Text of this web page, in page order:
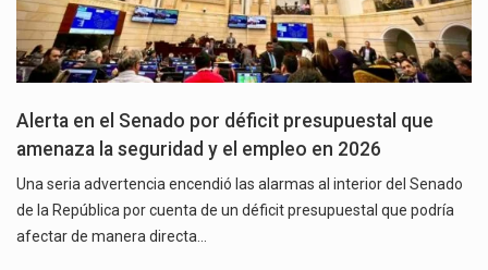
Alerta en el Senado por déficit presupuestal que
amenaza la seguridad y el empleo en 2026
Una seria advertencia encendió las alarmas al interior del Senado
de la República por cuenta de un déficit presupuestal que podría
afectar de manera directa…